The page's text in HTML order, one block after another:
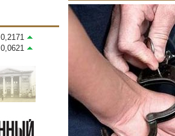
0,2171
0,0621